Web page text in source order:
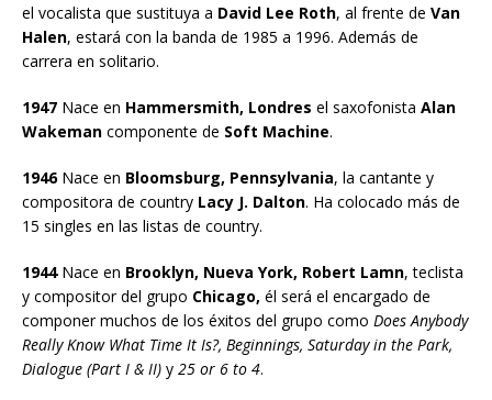
el vocalista que sustituya a David Lee Roth, al frente de Van
Halen, estará con la banda de 1985 a 1996. Además de
carrera en solitario.
1947 Nace en Hammersmith, Londres el saxofonista Alan
Wakeman componente de Soft Machine.
1946Nace en Bloomsburg, Pennsylvania, la cantante y
compositora de country Lacy J. Dalton. Ha colocado más de
15 singles en las listas de country.
1944Nace en Brooklyn, Nueva York, Robert Lamn, teclista
y compositor del grupo Chicago, él será el encargado de
componer muchos de los éxitos del grupo como Does Anybody
Really Know What Time It Is?, Beginnings, Saturday in the Park,
Dialogue (Part I & II) y 25 or 6 to 4.